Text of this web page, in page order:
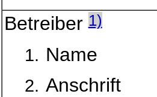
Betreiber1)
Name
Anschrift